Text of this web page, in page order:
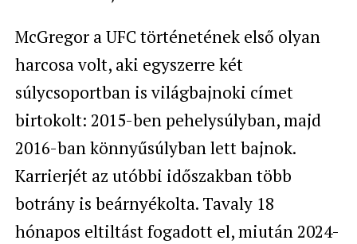
McGregor a UFC történetének első olyan
harcosa volt, aki egyszerre két
súlycsoportban is világbajnoki címet
birtokolt: 2015-ben pehelysúlyban, majd
2016-ban könnyűsúlyban lett bajnok.
Karrierjét az utóbbi időszakban több
botrány is beárnyékolta. Tavaly 18
hónapos eltiltást fogadott el, miután 2024-